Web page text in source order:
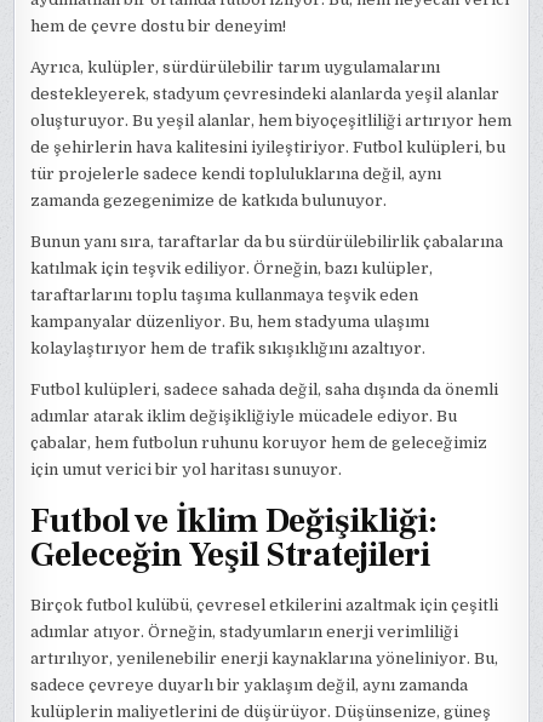
hem de çevre dostu bir deneyim!
Ayrıca, kulüpler, sürdürülebilir tarım uygulamalarını
destekleyerek, stadyum çevresindeki alanlarda yeşil alanlar
oluşturuyor. Bu yeşil alanlar, hem biyoçeşitliliği artırıyor hem
de şehirlerin hava kalitesini iyileştiriyor. Futbol kulüpleri, bu
tür projelerle sadece kendi topluluklarına değil, aynı
zamanda gezegenimize de katkıda bulunuyor.
Bunun yanı sıra, taraftarlar da bu sürdürülebilirlik çabalarına
katılmak için teşvik ediliyor. Örneğin, bazı kulüpler,
taraftarlarını toplu taşıma kullanmaya teşvik eden
kampanyalar düzenliyor. Bu, hem stadyuma ulaşımı
kolaylaştırıyor hem de trafik sıkışıklığını azaltıyor.
Futbol kulüpleri, sadece sahada değil, saha dışında da önemli
adımlar atarak iklim değişikliğiyle mücadele ediyor. Bu
çabalar, hem futbolun ruhunu koruyor hem de geleceğimiz
için umut verici bir yol haritası sunuyor.
Futbol ve İklim Değişikliği:
Geleceğin Yeşil Stratejileri
Birçok futbol kulübü, çevresel etkilerini azaltmak için çeşitli
adımlar atıyor. Örneğin, stadyumların enerji verimliliği
artırılıyor, yenilenebilir enerji kaynaklarına yöneliniyor. Bu,
sadece çevreye duyarlı bir yaklaşım değil, aynı zamanda
kulüplerin maliyetlerini de düşürüyor. Düşünsenize, güneş